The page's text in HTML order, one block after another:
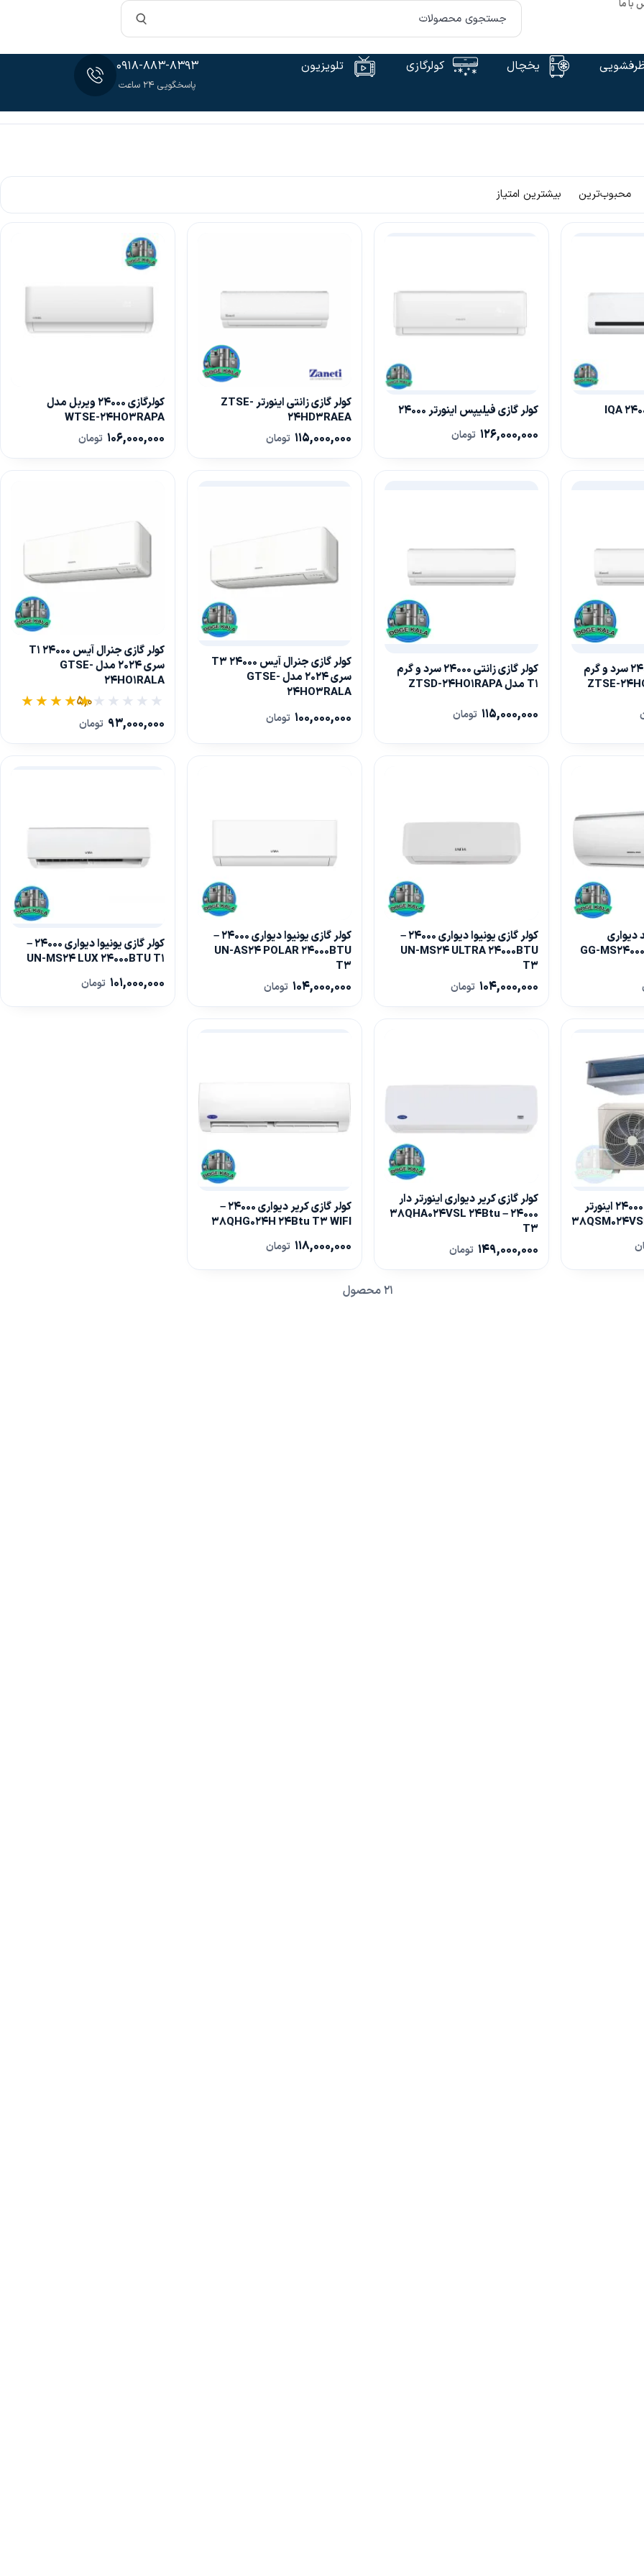
با ما
یخچال کولرگازی تلویزیون 0918-883-8393
پاسخگویی 24 ساعت
محبوب‌ترین بیشترین امتیاز
کولر گازی فیلیپس اینورتر 24000
126,000,000 تومان
کولر گازی زانتی اینورتر ZTSE-
24HD3RAEA
115,000,000 تومان
کولرگازی 24000 ویربل مدل
WTSE-24HO3RAPA
106,000,000 تومان
کولر گازی زانتی 24000 سرد و گرم
کولر گازی زانتی 24000 سرد و گرم
T1 مدل ZTSD-24HO1RAPA
115,000,000 تومان
کولر گازی جنرال آیس 24000 T3
سری 2024 مدل GTSE-
24HO3RALA
100,000,000 تومان
کولر گازی جنرال آیس 24000 T1
سری 2024 مدل GTSE-
24HO1RALA
5,0
93,000,000 تومان
دیواری
پلاتینیوم 24000 – GG-MS24000
کولر گازی یونیوا دیواری 24000 –
UN-MS24 ULTRA 24000BTU
T3
104,000,000 تومان
کولر گازی یونیوا دیواری 24000 –
UN-AS24 POLAR 24000BTU
T3
104,000,000 تومان
کولر گازی یونیوا دیواری 24000 –
UN-MS24 LUX 24000BTU T1
101,000,000 تومان
داکت اسپلیت کریر 24000 اینورتر
کولر گازی کریر دیواری اینورتر دار
24000 – 38QHA024VSL 24Btu
T3
149,000,000 تومان
کولر گازی کریر دیواری 24000 –
38QHG024H 24Btu T3 WIFI
118,000,000 تومان
21 محصول